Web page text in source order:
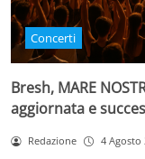
Concerti
Bresh, MARE
aggiornata e
Redazione 4 Agosto